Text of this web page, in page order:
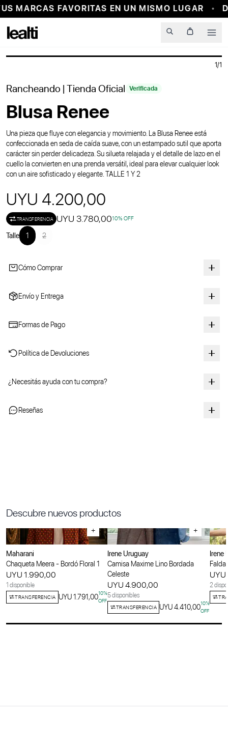
MARCAS FAVORITAS EN UN MISMO LUGAR
PROBADOR VIRTUAL
1/1
Rancheando | Tienda Oficial Verificada
Blusa Renee
Una pieza que fluye con elegancia y movimiento. La Blusa Renee está
confeccionada en seda de caída suave, con un estampado sutil que aporta
carácter sin perder delicadeza. Su silueta relajada y el detalle de lazo en el
cuello la convierten en una prenda versátil, ideal para elevar cualquier look
con un aire sofisticado y elegante. TALLE 1 Y 2
UYU 4.200,00
TRANSFERENCIA UYU 3.780,0010% OFF
Talle 1 2
Cómo Comprar
Envío y Entrega
Formas de Pago
Política de Devoluciones
¿Necesitás ayuda con tu compra?
Reseñas
Descubre nuevos productos
+
Maharani
Chaqueta Meera - Bordó Floral 1
UYU 1.990,00
1 disponible
TRANSFERENCIA UYU 1.791,0010%
OFF
+
Irene Uruguay
Camisa Maxime Lino Bordada
Celeste
UYU 4.900,00
5 disponibles
TRANSFERENCIA UYU 4.410,0010%
OFF
Irene
Falda
2